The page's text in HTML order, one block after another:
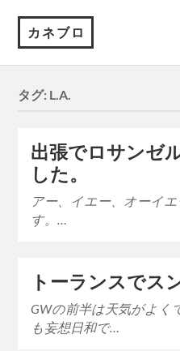
カネブロ
タグ: L.A.
出張でロサンゼ
した。
アー、イエー、オーイ
す。…
トーランスでス
GWの前半は天気がよく
も妄想日和で…